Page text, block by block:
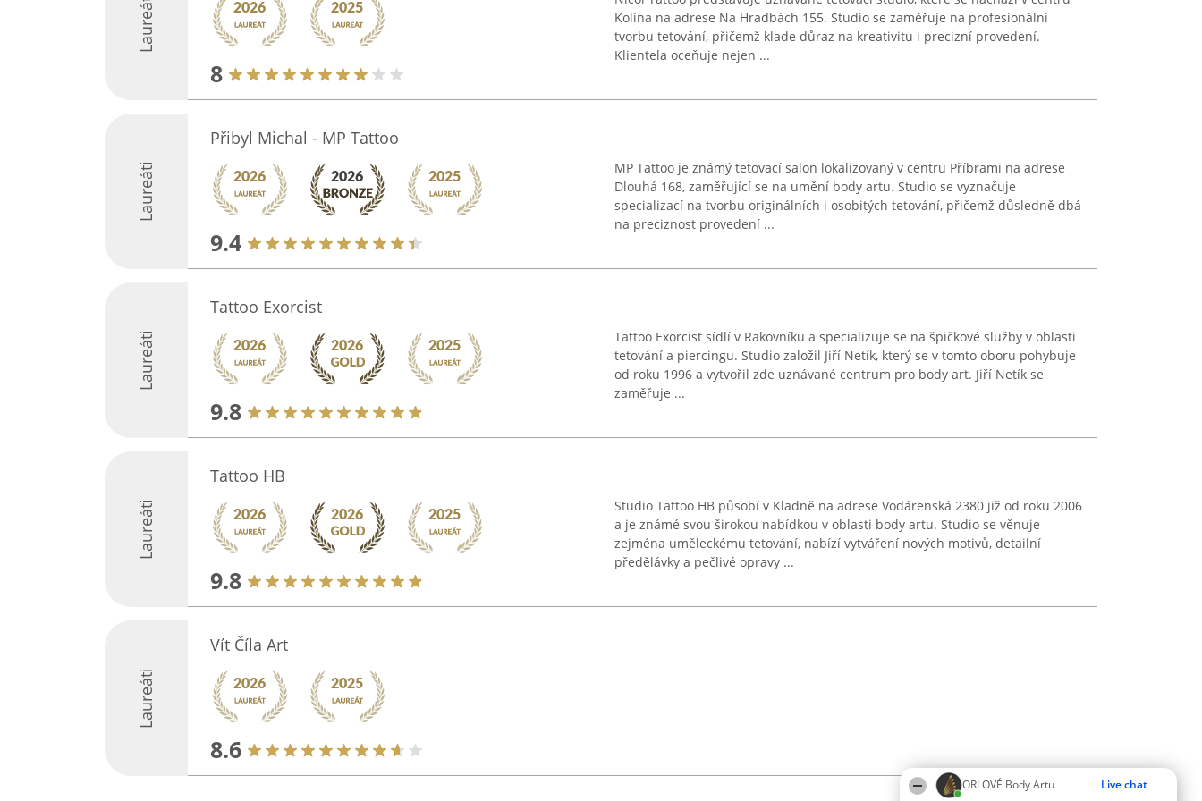
ORLOVÉ Body Artu Live chat
Laureáti
8
Kolína na adrese Na Hradbách 155. Studio se zaměřuje na profesionální
tvorbu tetování, přičemž klade důraz na kreativitu i precizní provedení.
Klientela oceňuje nejen ...
Laureáti
Přibyl Michal - MP Tattoo
9.4
MP Tattoo je známý tetovací salon lokalizovaný v centru Příbrami na adrese
Dlouhá 168, zaměřující se na umění body artu. Studio se vyznačuje
specializací na tvorbu originálních i osobitých tetování, přičemž důsledně dbá
na preciznost provedení ...
Laureáti
Tattoo Exorcist
9.8
Tattoo Exorcist sídlí v Rakovníku a specializuje se na špičkové služby v oblasti
tetování a piercingu. Studio založil Jiří Netík, který se v tomto oboru pohybuje
od roku 1996 a vytvořil zde uznávané centrum pro body art. Jiří Netík se
zaměřuje ...
Laureáti
Tattoo HB
9.8
Studio Tattoo HB působí v Kladně na adrese Vodárenská 2380 již od roku 2006
a je známé svou širokou nabídkou v oblasti body artu. Studio se věnuje
zejména uměleckému tetování, nabízí vytváření nových motivů, detailní
předělávky a pečlivé opravy ...
Laureáti
Vít Číla Art
8.6